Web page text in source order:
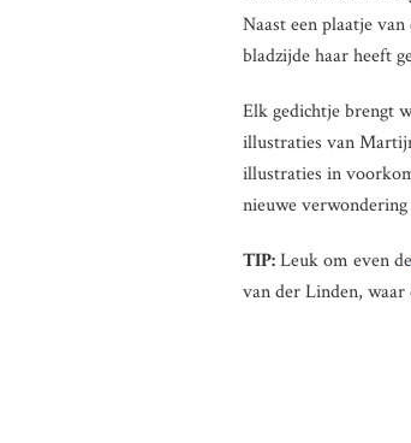
Naast een plaatje
bladzijde haar heeft
Elk gedichtje brengt
illustraties van
illustraties in
nieuwe
TIP:Leuk om even de
van der Linden,